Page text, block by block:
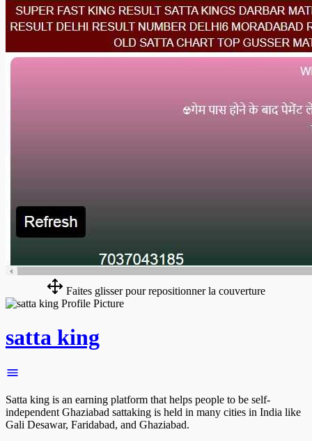
Faites glisser pour repositionner la couverture
satta king
Satta king is an earning platform that helps people to be self-
independent Ghaziabad sattaking is held in many cities in India like
Gali Desawar, Faridabad, and Ghaziabad.